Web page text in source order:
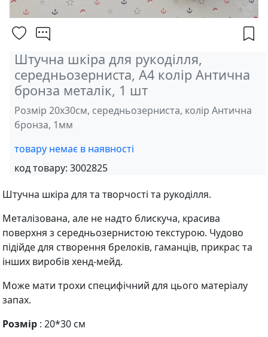
Штучна шкіра для рукоділля,
середньозерниста, А4 колір Антична
бронза металік, 1 шт
Розмір 20х30см, середньозерниста, колір Антична
бронза, 1мм
товару немає в наявності
код товару: 3002825
Штучна шкіра для та творчості та рукоділля.
Металізована, але не надто блискуча, красива
поверхня з середньозернистою текстурою. Чудово
підійде для створення брелоків, гаманців, прикрас та
інших виробів хенд-мейд.
Може мати трохи специфічний для цього матеріалу
запах.
Розмір : 20*30 см